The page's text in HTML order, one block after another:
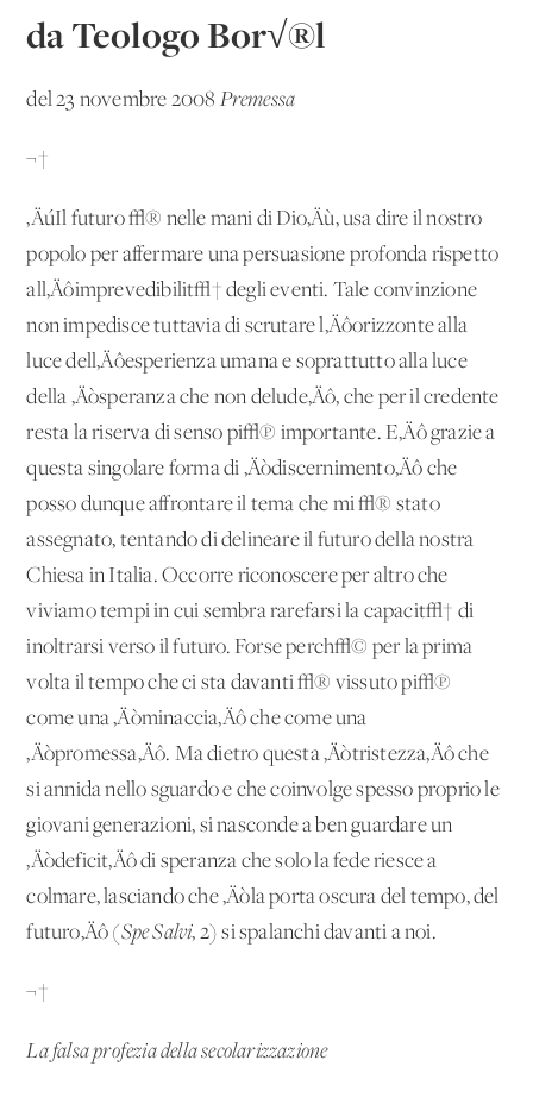
da Teologo Bor√®l
del 23 novembre 2008 Premessa
¬†
‚ÄúIl futuro √® nelle mani di Dio‚Äù, usa dire il nostro
popolo per affermare una persuasione profonda rispetto
all‚Äôimprevedibilit√† degli eventi. Tale convinzione
non impedisce tuttavia di scrutare l‚Äôorizzonte alla
luce dell‚Äôesperienza umana e soprattutto alla luce
della ‚Äòsperanza che non delude‚Äô, che per il credente
resta la riserva di senso pi√π importante. E‚Äô grazie a
questa singolare forma di ‚Äòdiscernimento‚Äô che
posso dunque affrontare il tema che mi √® stato
assegnato, tentando di delineare il futuro della nostra
Chiesa in Italia. Occorre riconoscere per altro che
viviamo tempi in cui sembra rarefarsi la capacit√† di
inoltrarsi verso il futuro. Forse perch√© per la prima
volta il tempo che ci sta davanti √® vissuto pi√π
come una ‚Äòminaccia‚Äô che come una
‚Äòpromessa‚Äô. Ma dietro questa ‚Äòtristezza‚Äô che
si annida nello sguardo e che coinvolge spesso proprio le
giovani generazioni, si nasconde a ben guardare un
‚Äòdeficit‚Äô di speranza che solo la fede riesce a
colmare, lasciando che ‚Äòla porta oscura del tempo, del
futuro‚Äô (Spe Salvi, 2) si spalanchi davanti a noi.
¬†
La falsa profezia della secolarizzazione